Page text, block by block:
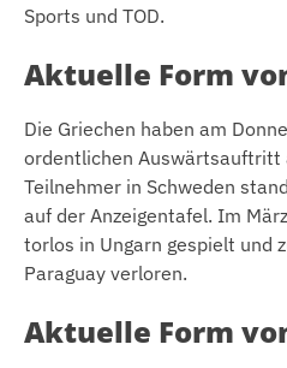
Sports und TOD.
Aktuelle Form
Die Griechen haben am
ordentlichen Auswärtsauftritt
Teilnehmer in Schweden
auf der Anzeigentafel. Im
torlos in Ungarn gespielt und
Paraguay verloren.
Aktuelle Form